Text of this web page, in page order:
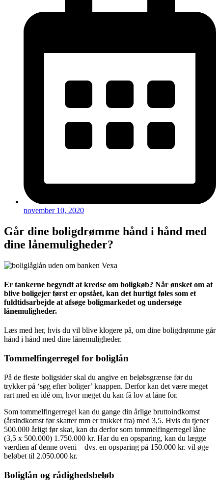
november 10, 2020
Går dine boligdrømme hånd i hånd med
dine lånemuligheder?
Er tankerne begyndt at kredse om boligkøb? Når ønsket om at
blive boligejer først er opstået, kan det hurtigt føles som et
fuldtidsarbejde at afsøge boligmarkedet og undersøge
lånemuligheder.
Læs med her, hvis du vil blive klogere på, om dine boligdrømme går
hånd i hånd med dine lånemuligheder.
Tommelfingerregel for boliglån
På de fleste boligsider skal du angive en beløbsgrænse før du
trykker på ‘søg efter boliger’ knappen. Derfor kan det være meget
rart med en idé om, hvor meget du kan få lov at låne for.
Som tommelfingerregel kan du gange din årlige bruttoindkomst
(årsindkomst før skatter mm er trukket fra) med 3,5. Hvis du tjener
500.000 årligt før skat, kan du derfor som tommelfingerregel låne
(3,5 x 500.000) 1.750.000 kr. Har du en opsparing, kan du lægge
værdien af denne oveni – dvs. en opsparing på 150.000 kr. vil øge
beløbet til 2.050.000 kr.
Boliglån og rådighedsbeløb